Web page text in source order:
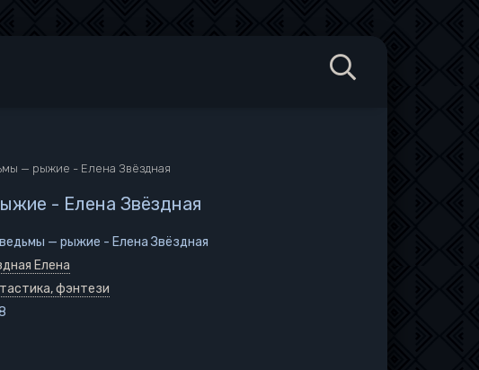
— рыжие - Елена Звёздная
- Елена Звёздная
— рыжие - Елена Звёздная
Елена
фэнтези